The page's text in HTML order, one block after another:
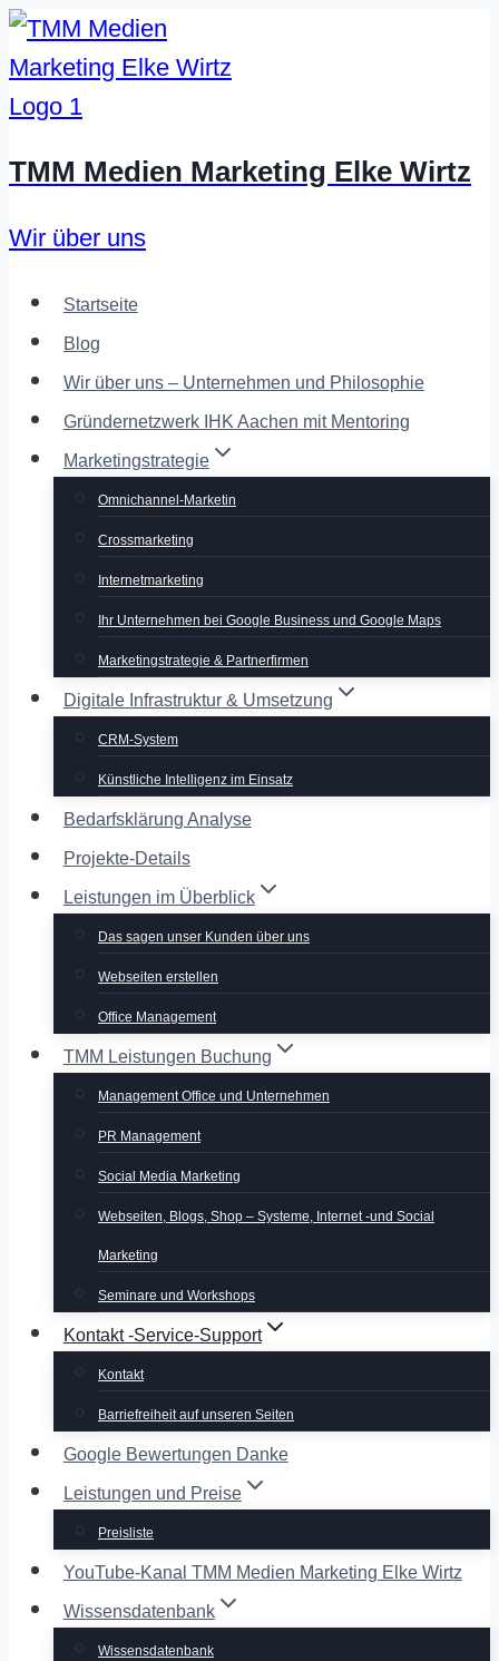
Zum
Inhalt
springen
TMM Medien Marketing Elke Wirtz
Wir über uns
Startseite
Blog
Wir über uns – Unternehmen und Philosophie
Gründernetzwerk IHK Aachen mit Mentoring
Marketingstrategie
Omnichannel-Marketin
Crossmarketing
Internetmarketing
Ihr Unternehmen bei Google Business und Google Maps
Marketingstrategie & Partnerfirmen
Digitale Infrastruktur & Umsetzung
CRM-System
Künstliche Intelligenz im Einsatz
Bedarfsklärung Analyse
Projekte-Details
Leistungen im Überblick
Das sagen unser Kunden über uns
Webseiten erstellen
Office Management
TMM Leistungen Buchung
Management Office und Unternehmen
PR Management
Social Media Marketing
Webseiten, Blogs, Shop – Systeme, Internet -und Social
Marketing
Seminare und Workshops
Kontakt -Service-Support
Kontakt
Barriefreiheit auf unseren Seiten
Google Bewertungen Danke
Leistungen und Preise
Preisliste
YouTube-Kanal TMM Medien Marketing Elke Wirtz
Wissensdatenbank
Wissensdatenbank